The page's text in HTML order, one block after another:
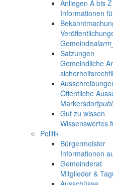
Anliegen A bis Z
Informationen
Gemeinde
Satzungen
Gemeindliche
Öffentliche
Markersdorf
Gut zu wissen
Wissenswertes
Politik
Bürgermeister
Informationen
Gemeinderat
Mitglieder &